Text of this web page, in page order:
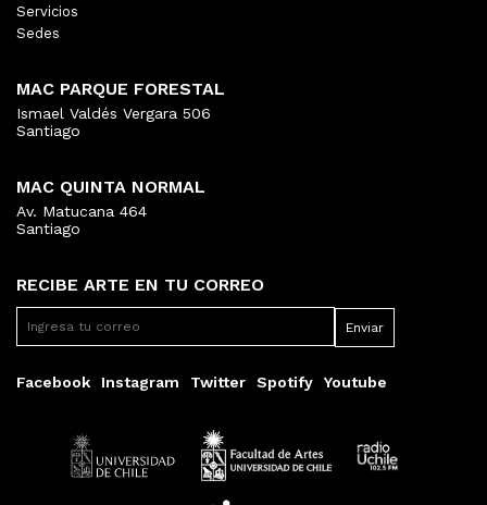
RECIBE ARTE EN TU CORREO
Facebook Instagram Twitter Spotify Youtube
Servicios
Sedes
MAC PARQUE FORESTAL
Ismael Valdés Vergara 506
Santiago
MAC QUINTA NORMAL
Av. Matucana 464
Santiago